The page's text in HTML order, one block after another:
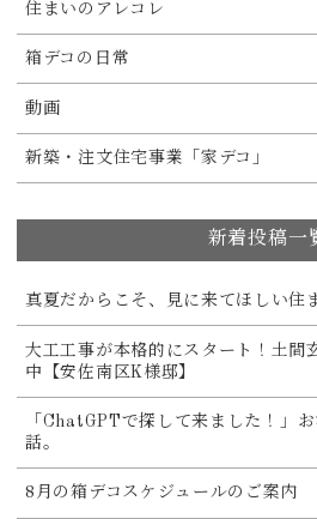
住まいのアレコレ
箱デコの日常
動画
新築・注文住宅事業「家デコ」
新着投稿一
真夏だからこそ、見に来てほしい住
大工工事が本格的にスタート！土間
中【安佐南区K様邸】
「ChatGPTで探して来ました！」
話。
8月の箱デコスケジュールのご案内